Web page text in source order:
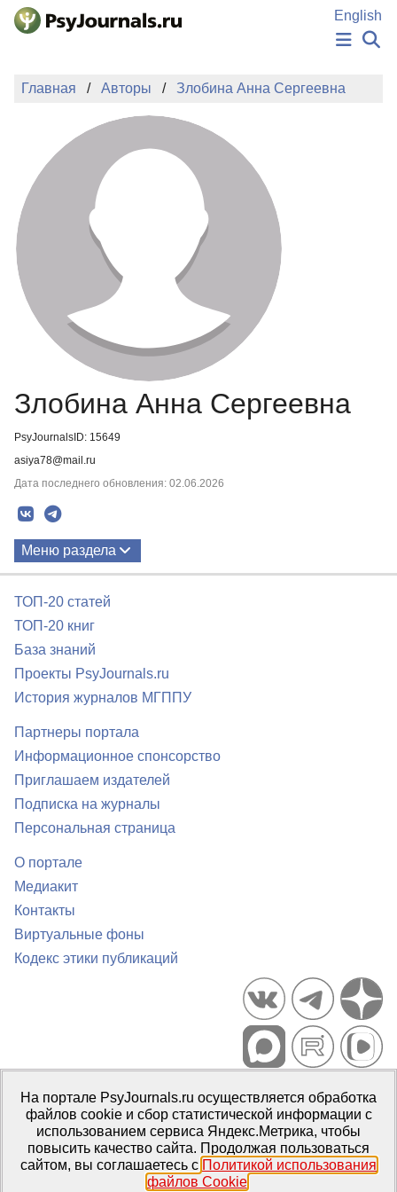
Перейти к основному содержанию
English
НОВОСТИ
АВТОРЫ
ПОДАТЬ РУКОПИСЬ
БАЗА ЗНАНИЙ
КЛЮЧЕВЫЕ СЛОВА
Регистрация
Главная Авторы Злобина Анна Сергеевна
Злобина Анна Сергеевна
PsyJournalsID: 15649
asiya78@mail.ru
Дата последнего обновления: 02.06.2026
Меню раздела
ТОП-20 статей
ТОП-20 книг
База знаний
Проекты PsyJournals.ru
История журналов МГППУ
Партнеры портала
Информационное спонсорство
Приглашаем издателей
Подписка на журналы
Персональная страница
О портале
Медиакит
Контакты
Виртуальные фоны
Кодекс этики публикаций
Портал психологических изданий PsyJournals.ru, 2007–2026
Правила использования материалов
Свидетельство регистрации СМИЭл № ФС77-66447 от 14 июля
2016 г.
Издатель: ФГБОУ ВО МГППУ
На портале PsyJournals.ru осуществляется обработка
файлов cookie и сбор статистической информации с
использованием сервиса Яндекс.Метрика, чтобы
повысить качество сайта. Продолжая пользоваться
сайтом, вы соглашаетесь с Политикой использования
файлов Cookie.